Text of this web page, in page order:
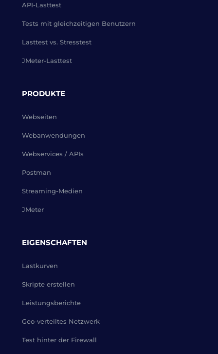
API-Lasttest
Tests mit gleichzeitigen Benutzern
Lasttest vs. Stresstest
JMeter-Lasttest
PRODUKTE
Webseiten
Webanwendungen
Webservices / APIs
Postman
Streaming-Medien
JMeter
EIGENSCHAFTEN
Lastkurven
Skripte erstellen
Leistungsberichte
Geo-verteiltes Netzwerk
Test hinter der Firewall